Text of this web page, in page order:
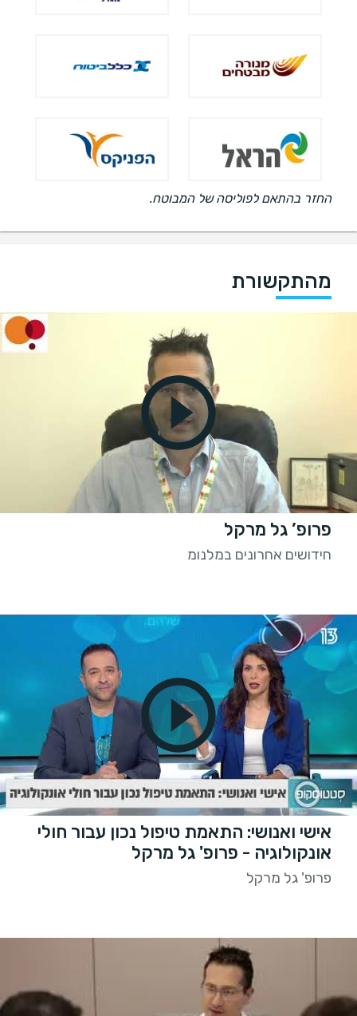
החזר בהתאם לפוליסה של המבוטח.
מהתקשורת
פרופ’ גל מרקל
חידושים אחרונים במלנומ
אישי ואנושי: התאמת טיפול נכון עבור חולי
אונקולוגיה - פרופ' גל מרקל
פרופ' גל מרקל